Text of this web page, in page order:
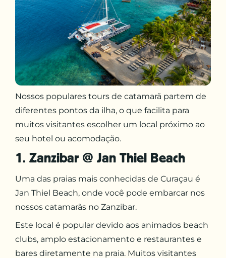
Nossos populares tours de catamarã partem de
diferentes pontos da ilha, o que facilita para
muitos visitantes escolher um local próximo ao
seu hotel ou acomodação.
1. Zanzibar @ Jan Thiel Beach
Uma das praias mais conhecidas de Curaçau é
Jan Thiel Beach, onde você pode embarcar nos
nossos catamarãs no Zanzibar.
Este local é popular devido aos animados beach
clubs, amplo estacionamento e restaurantes e
bares diretamente na praia. Muitos visitantes